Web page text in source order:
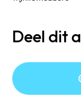
Deel dit